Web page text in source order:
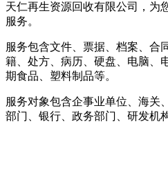
天仁再生资源回收有限公司，为
服务。
服务包含文件、票据、档案、合
籍、处方、病历、硬盘、电脑、
期食品、塑料制品等。
服务对象包含企事业单位、海关
部门、银行、政务部门、研发机